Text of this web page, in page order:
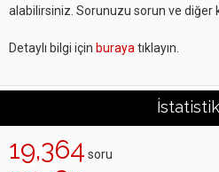
alabilirsiniz. Sorunuzu sorun ve diğer
Detaylı bilgi için buraya tıklayın.
19,364 soru